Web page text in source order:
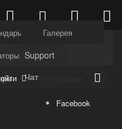
Галерея
Support
ЧатРегистрация
Facebook